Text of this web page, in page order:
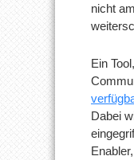
nicht
Ein
Dabei